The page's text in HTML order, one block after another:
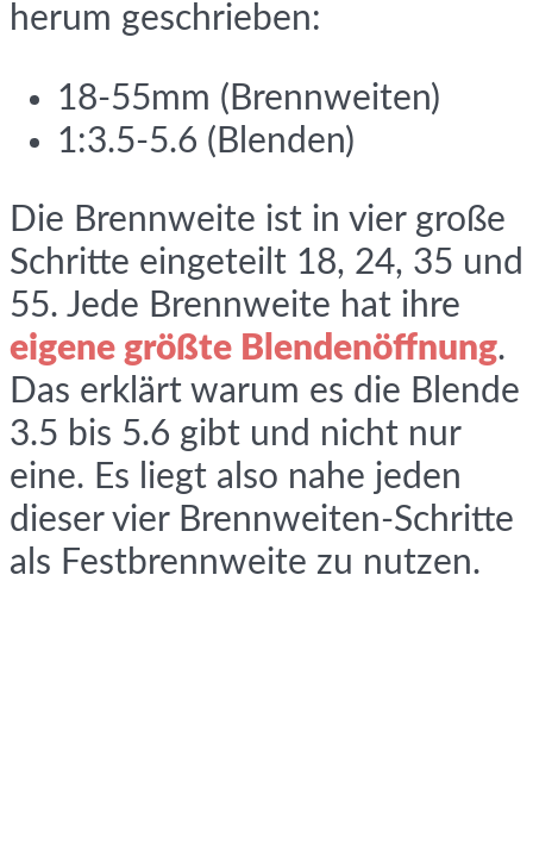
herum geschrieben:
18-55mm (Brennweiten)
1:3.5-5.6 (Blenden)
Die Brennweite ist in vier große
Schritte eingeteilt 18, 24, 35 und
55. Jede Brennweite hat ihre
eigene größte Blendenöffnung.
Das erklärt warum es die Blende
3.5 bis 5.6 gibt und nicht nur
eine. Es liegt also nahe jeden
dieser vier Brennweiten-Schritte
als Festbrennweite zu nutzen.